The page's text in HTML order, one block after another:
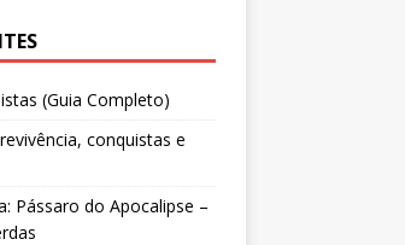
(Guia Completo)
conquistas e
Pássaro do Apocalipse –